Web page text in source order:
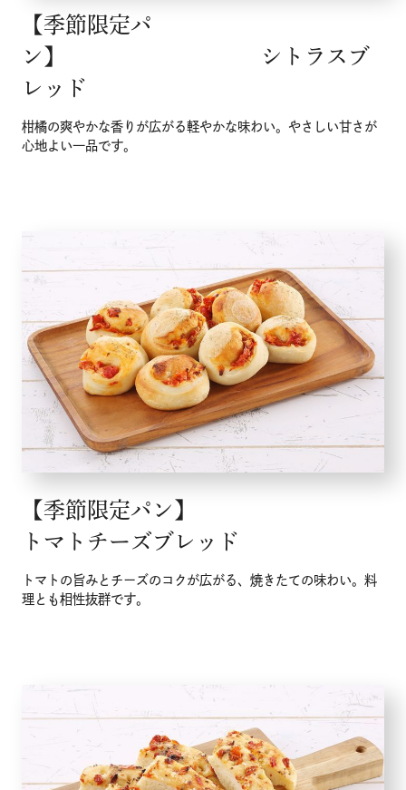
【季節限定パ
ン】 シトラスブ
レッド
柑橘の爽やかな香りが広がる軽やかな味わい。やさしい甘さが
心地よい一品です。
【季節限定パン】
トマトチーズブレッド
トマトの旨みとチーズのコクが広がる、焼きたての味わい。料
理とも相性抜群です。